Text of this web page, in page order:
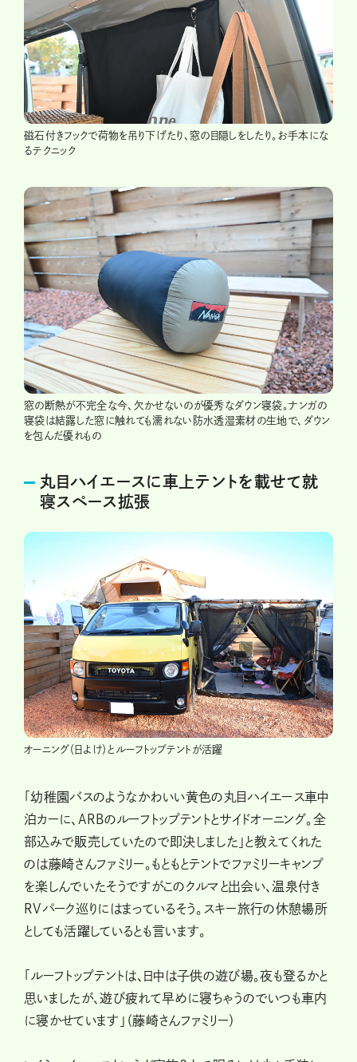
磁石付きフックで荷物を吊り下げたり、窓の目隠しをしたり。お手本にな
るテクニック
窓の断熱が不完全な今、欠かせないのが優秀なダウン寝袋。ナンガの
寝袋は結露した窓に触れても濡れない防水透湿素材の生地で、ダウン
を包んだ優れもの
丸目ハイエースに車上テントを載せて就
寝スペース拡張
オーニング（日よけ）とルーフトップテントが活躍
「幼稚園バスのようなかわいい黄色の丸目ハイエース車中
泊カーに、ARBのルーフトップテントとサイドオーニング。全
部込みで販売していたので即決しました」と教えてくれた
のは藤崎さんファミリー。もともとテントでファミリーキャンプ
を楽しんでいたそうですがこのクルマと出会い、温泉付き
RVパーク巡りにはまっているそう。スキー旅行の休憩場所
としても活躍しているとも言います。
「ルーフトップテントは、日中は子供の遊び場。夜も登るかと
思いましたが、遊び疲れて早めに寝ちゃうのでいつも車内
に寝かせています」（藤崎さんファミリー）